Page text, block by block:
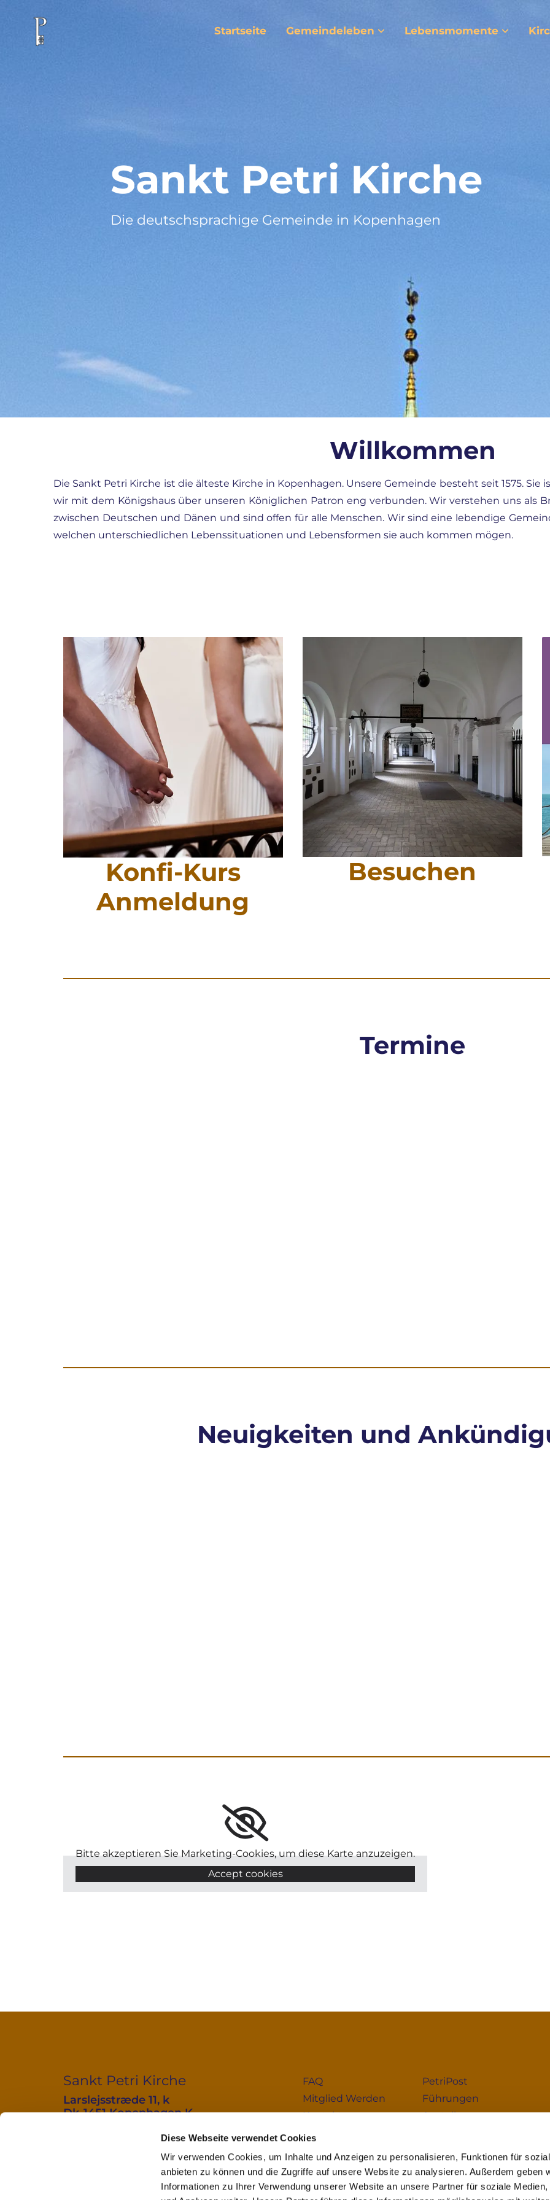
Diese Webseite verwendet Cookies
Wir verwenden Cookies, um Inhalte und Anzeigen zu personalisieren, Funktionen für
anbieten zu können und die Zugriffe auf unsere Website zu analysieren. Außerdem geben
Informationen zu Ihrer Verwendung unserer Website an unsere Partner für soziale Medien,
Startseite Gemeindeleben Lebensmomente
Sankt Petri Kirche
Die deutschsprachige Gemeinde in Kopenhagen
Willkommen
Die Sankt Petri Kirche ist die älteste Kirche in Kopenhagen. Unsere Gemeinde besteht seit 1575.
wir mit dem Königshaus über unseren Königlichen Patron eng verbunden. Wir verstehen uns als
zwischen Deutschen und Dänen und sind offen für alle Menschen. Wir sind eine lebendige
welchen unterschiedlichen Lebenssituationen und Lebensformen sie auch kommen mögen.
Konfi-Kurs
Anmeldung
Besuchen
Termine
Neuigkeiten und
Bitte akzeptieren Sie Marketing-Cookies, um diese Karte anzuzeigen.
Accept cookies
Sankt Petri Kirche
Larslejsstræde 11, k
Dk-1451 Kopenhagen K
Di bis Do 10:00 - 12:00
kirchenbuero@sankt-petri.dk
FAQ
Mitglied Werden
Kontakt
Impressum
PetriPost
Führungen
Austellung